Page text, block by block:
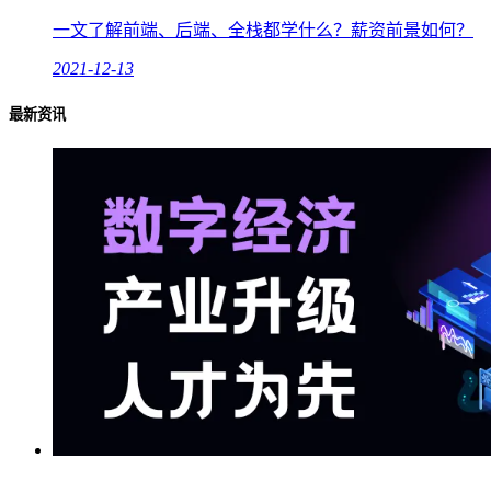
一文了解前端、后端、全栈都学什么？薪资前景如何？
2021-12-13
最新资讯